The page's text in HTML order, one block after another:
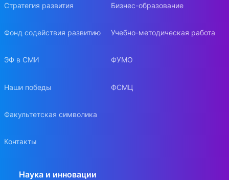
Стратегия развития
Фонд содействия развитию
ЭФ в СМИ
Наши победы
Факультетская символика
Контакты
Бизнес-образование
Учебно-методическая работа
ФУМО
ФСМЦ
Наука и инновации